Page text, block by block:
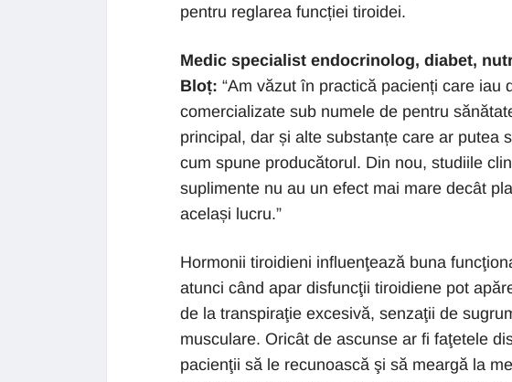
pentru reglarea funcției tiroidei.
Medic specialist endocrinolog, diabet,
Bloț: “Am văzut în practică pacienți care iau
comercializate sub numele de pentru
principal, dar și alte substanțe care ar putea
cum spune producătorul. Din nou, studiile
suplimente nu au un efect mai mare decât
același lucru.”
Hormonii tiroidieni influenţează buna
atunci când apar disfuncţii tiroidiene pot
de la transpiraţie excesivă, senzaţii de
musculare. Oricât de ascunse ar fi faţetele
pacienţii să le recunoască şi să meargă la